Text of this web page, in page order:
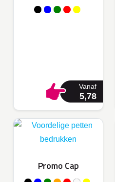
Vanaf
5,78
Promo Cap